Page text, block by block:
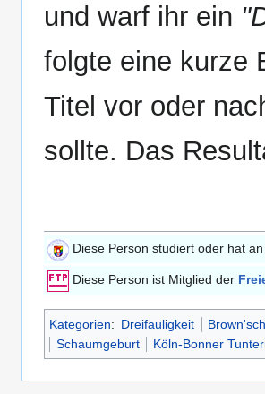
und warf ihr ein
folgte eine kurze
Titel vor oder
sollte. Das
Diese Person studiert oder hat
Diese Person ist Mitglied der
Kategorien: Dreifauligkeit
Schaumgeburt
Köln-Bonner